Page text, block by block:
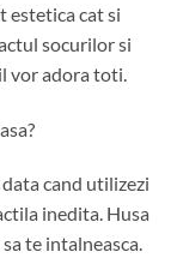
estetica cat si
socurilor si
vor adora toti.
cand utilizezi
inedita. Husa
te intalneasca.